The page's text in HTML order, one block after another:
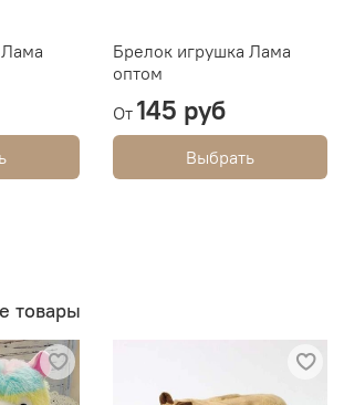
Брелок игрушка Лама
оптом
От 145 руб
Выбрать
товары